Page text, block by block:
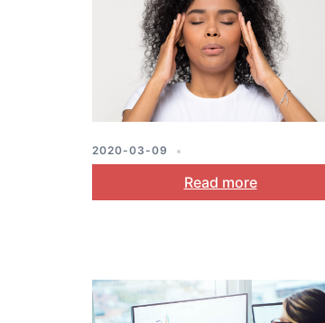
2020-03-09
ASSESSMENT,STRESS AND COPING
Read more